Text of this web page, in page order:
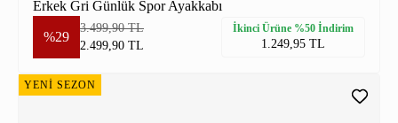
Erkek Gri Günlük Spor Ayakkabı
%29
3.499,90 TL
2.499,90 TL
İkinci Ürüne %50 İndirim
1.249,95 TL
YENİ SEZON